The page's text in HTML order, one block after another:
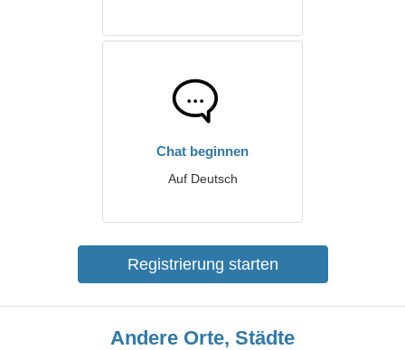
Chat beginnen
Auf Deutsch
Registrierung starten
Andere Orte, Städte